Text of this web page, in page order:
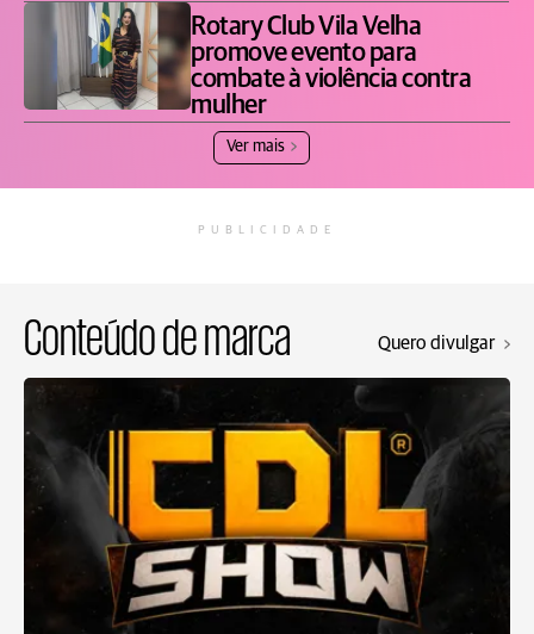
Rotary Club Vila Velha
promove evento para
combate à violência contra
mulher
Ver mais
PUBLICIDADE
Conteúdo de marca Quero divulgar